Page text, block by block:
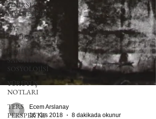
SINIRSIZ
ZİYARETLER
NY
UNLIMITED
FEMİNİST
SANATIN
SOSYOLOJİSİ
YÜRÜYÜŞ
NOTLARI
TERS
PERSPEKTİF